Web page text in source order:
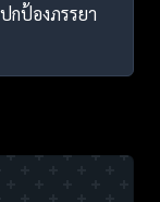
กป้องภรรยา